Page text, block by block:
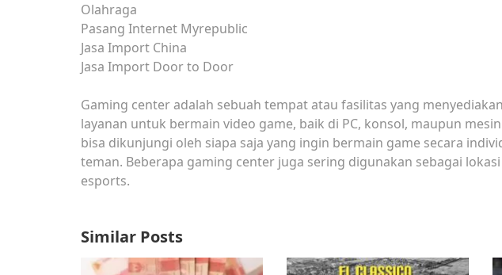
Olahraga
Pasang Internet Myrepublic
Jasa Import China
Jasa Import Door to Door
Gaming center adalah sebuah tempat atau fasilitas yang
layanan untuk bermain video game, baik di PC, konsol, maupun
bisa dikunjungi oleh siapa saja yang ingin bermain game secara
teman. Beberapa gaming center juga sering digunakan sebagai
esports.
Similar Posts